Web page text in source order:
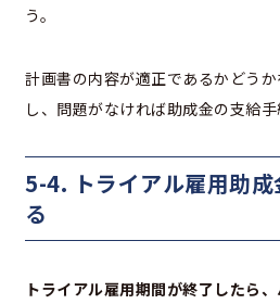
う。
計画書の内容が適正であるかどう
し、問題がなければ助成金の支給手
5-4. トライアル雇用助
る
トライアル雇用期間が終了したら